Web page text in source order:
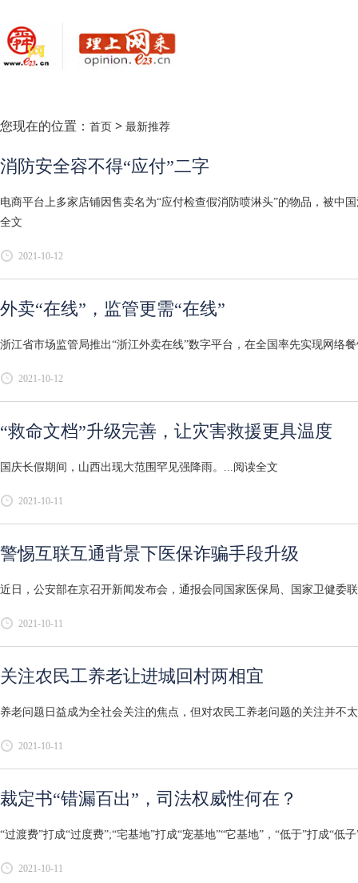
您现在的位置： 首页 > 最新推荐
消防安全容不得“应付”二字
电商平台上多家店铺因售卖名为“应付检查假消防喷淋头”的物品，被中
全文
2021-10-12
外卖“在线”，监管更需“在线”
浙江省市场监管局推出“浙江外卖在线”数字平台，在全国率先实现网络
2021-10-12
“救命文档”升级完善，让灾害救援更具温度
国庆长假期间，山西出现大范围罕见强降雨。... 阅读全文
2021-10-11
警惕互联互通背景下医保诈骗手段升级
近日，公安部在京召开新闻发布会，通报会同国家医保局、国家卫健委
2021-10-11
关注农民工养老让进城回村两相宜
养老问题日益成为全社会关注的焦点，但对农民工养老问题的关注并不
2021-10-11
裁定书“错漏百出”，司法权威性何在？
“过渡费”打成“过度费”;“宅基地”打成“宠基地”“它基地”，“低于”打成“
2021-10-11